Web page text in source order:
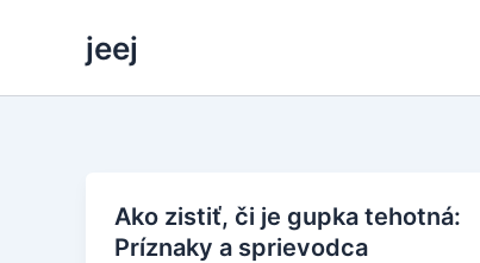
jeej
Ako zistiť, či je gupka tehotná:
Príznaky a sprievodca